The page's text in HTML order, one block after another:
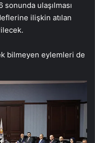
ulaşılması
ilişkin atılan
bilmeyen eylemleri de